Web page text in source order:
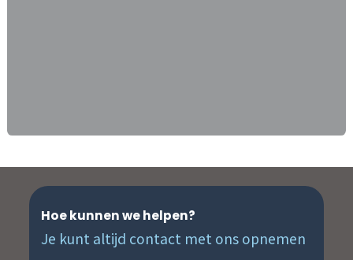
Hoe kunnen we helpen?
Je kunt altijd contact met ons opnemen